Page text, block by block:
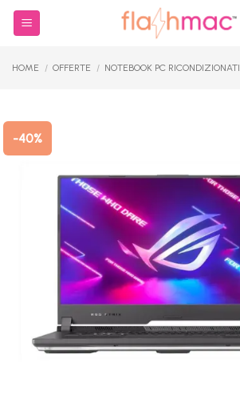
Salta
HOME / OFFERTE / NOTEBOOK PC RICONDIZIONATI
-40%